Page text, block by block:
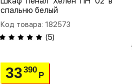
спальню белый
Код товара: 182573
(5)
33390
Р